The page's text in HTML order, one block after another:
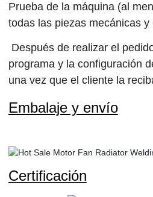
Prueba de la máquina (al
todas las piezas mecánicas
Después de realizar el
programa y la configuración
una vez que el cliente la
Embalaje y envío
Certificación